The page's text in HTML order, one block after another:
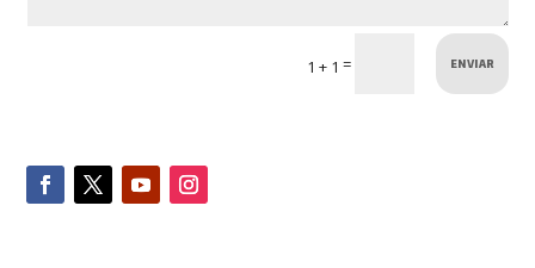
1 + 1 = ENVIAR